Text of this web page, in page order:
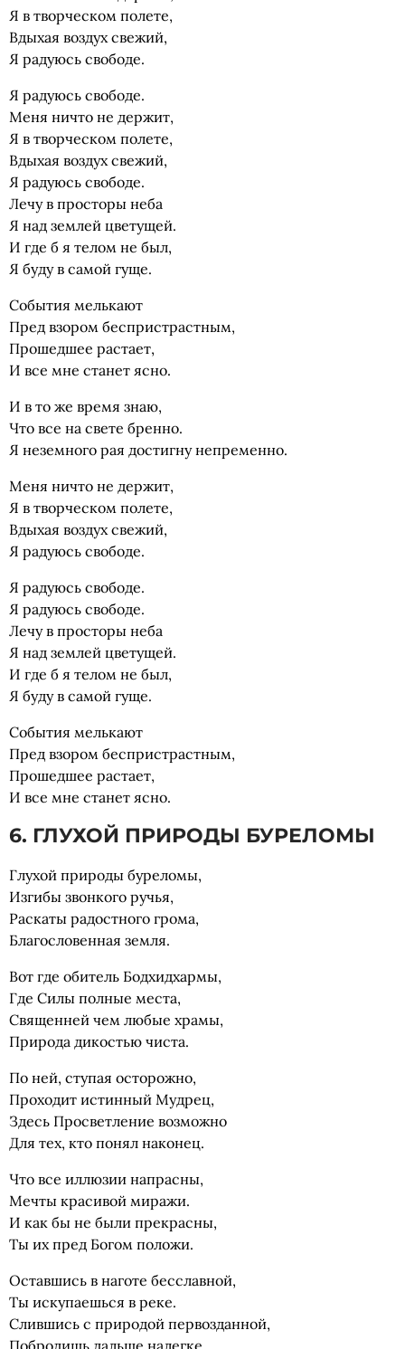
Я в творческом полете,
Вдыхая воздух свежий,
Я радуюсь свободе.
Я радуюсь свободе.
Меня ничто не держит,
Я в творческом полете,
Вдыхая воздух свежий,
Я радуюсь свободе.
Лечу в просторы неба
Я над землей цветущей.
И где б я телом не был,
Я буду в самой гуще.
События мелькают
Пред взором беспристрастным,
Прошедшее растает,
И все мне станет ясно.
И в то же время знаю,
Что все на свете бренно.
Я неземного рая достигну непременно.
Меня ничто не держит,
Я в творческом полете,
Вдыхая воздух свежий,
Я радуюсь свободе.
Я радуюсь свободе.
Я радуюсь свободе.
Лечу в просторы неба
Я над землей цветущей.
И где б я телом не был,
Я буду в самой гуще.
События мелькают
Пред взором беспристрастным,
Прошедшее растает,
И все мне станет ясно.
6. ГЛУХОЙ ПРИРОДЫ БУРЕЛОМЫ
Глухой природы буреломы,
Изгибы звонкого ручья,
Раскаты радостного грома,
Благословенная земля.
Вот где обитель Бодхидхармы,
Где Силы полные места,
Священней чем любые храмы,
Природа дикостью чиста.
По ней, ступая осторожно,
Проходит истинный Мудрец,
Здесь Просветление возможно
Для тех, кто понял наконец.
Что все иллюзии напрасны,
Мечты красивой миражи.
И как бы не были прекрасны,
Ты их пред Богом положи.
Оставшись в наготе бесславной,
Ты искупаешься в реке.
Слившись с природой первозданной,
Побродишь дальше налегке.